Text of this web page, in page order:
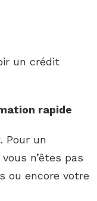
un crédit
rapide
Pour un
n’êtes pas
ou encore votre